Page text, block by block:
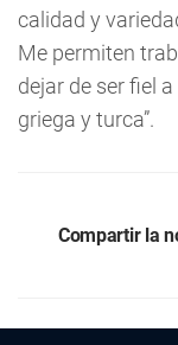
calidad y
Me permiten
dejar de ser fiel
griega y turca”.
Compartir la